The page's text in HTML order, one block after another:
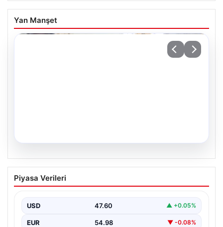
Yan Manşet
34 Yıl Sonra Gelen Umut: İkiz Kız
Kardeşler Aileleriyle Anıtkabir’de
(59) çifti, tam 34 yıllık bir bekleyişin…
Piyasa Verileri
USD 47.60 ▲ +0.05%
EUR 54.98 ▼ -0.08%